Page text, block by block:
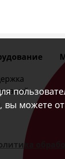
можете